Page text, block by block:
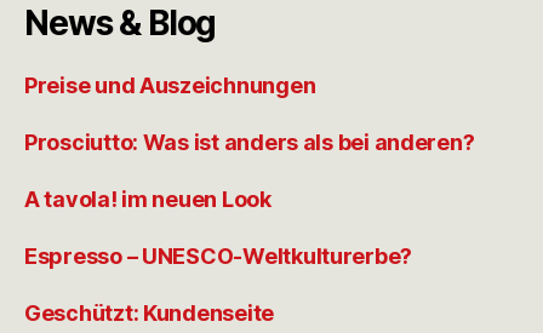
News & Blog
Preise und Auszeichnungen
Prosciutto: Was ist anders als bei anderen?
A tavola! im neuen Look
Espresso – UNESCO-Weltkulturerbe?
Geschützt: Kundenseite